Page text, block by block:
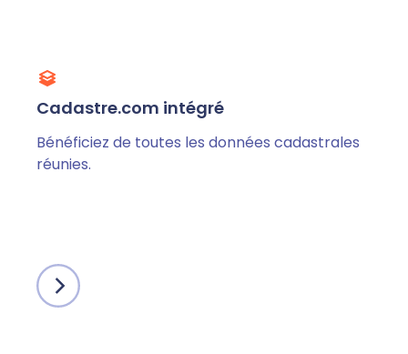
Cadastre.com intégré
Bénéficiez de toutes les données cadastrales
réunies.